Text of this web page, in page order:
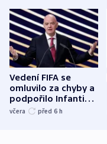
Vedení FIFA se
omluvilo za chyby a
podpořilo Infantina.
UEFA trvá na
včera před 6 h